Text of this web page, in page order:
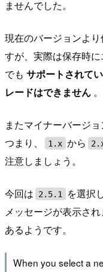
ませんでした。
現在のバージョンよ
すが、実際は保存時
でも サポートされて
レードはできません 。
またマイナーバージ
つまり、
1.x から
注意しましょう。
今回は 2.5.1
を選択
メッセージが表示さ
あるようです。
When you select a